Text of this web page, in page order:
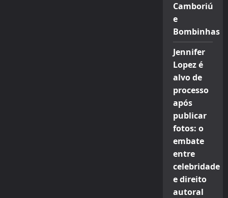
Camboriú
e
Bombinhas
Jennifer
Lopez é
alvo de
processo
após
publicar
fotos: o
embate
entre
celebridade
e direito
autoral